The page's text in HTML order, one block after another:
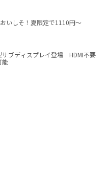
いしそ！夏限定で1110円～
サブディスプレイ登場 HDMI不要
能